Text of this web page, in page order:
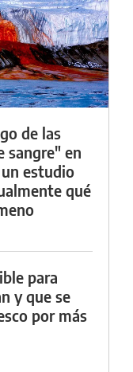
de las
sangre" en
estudio
qué
para
y que se
por más